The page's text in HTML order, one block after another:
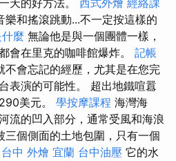
天的好方法。 西式外燴 經絡課
樂和搖滾跳動...不一定按這樣的
麼 無論他是與一個團體一樣，
會在里克的咖啡館爆炸。 記帳
不會忘記的經歷，尤其是在您完
表演的可能性。 超出地鐵喧囂
美元。 學按摩課程 海灣海
流的凹入部分，通常受風和海浪
三個側面的土地包圍，只有一個
中 外燴 宜蘭 台中油壓 它的水